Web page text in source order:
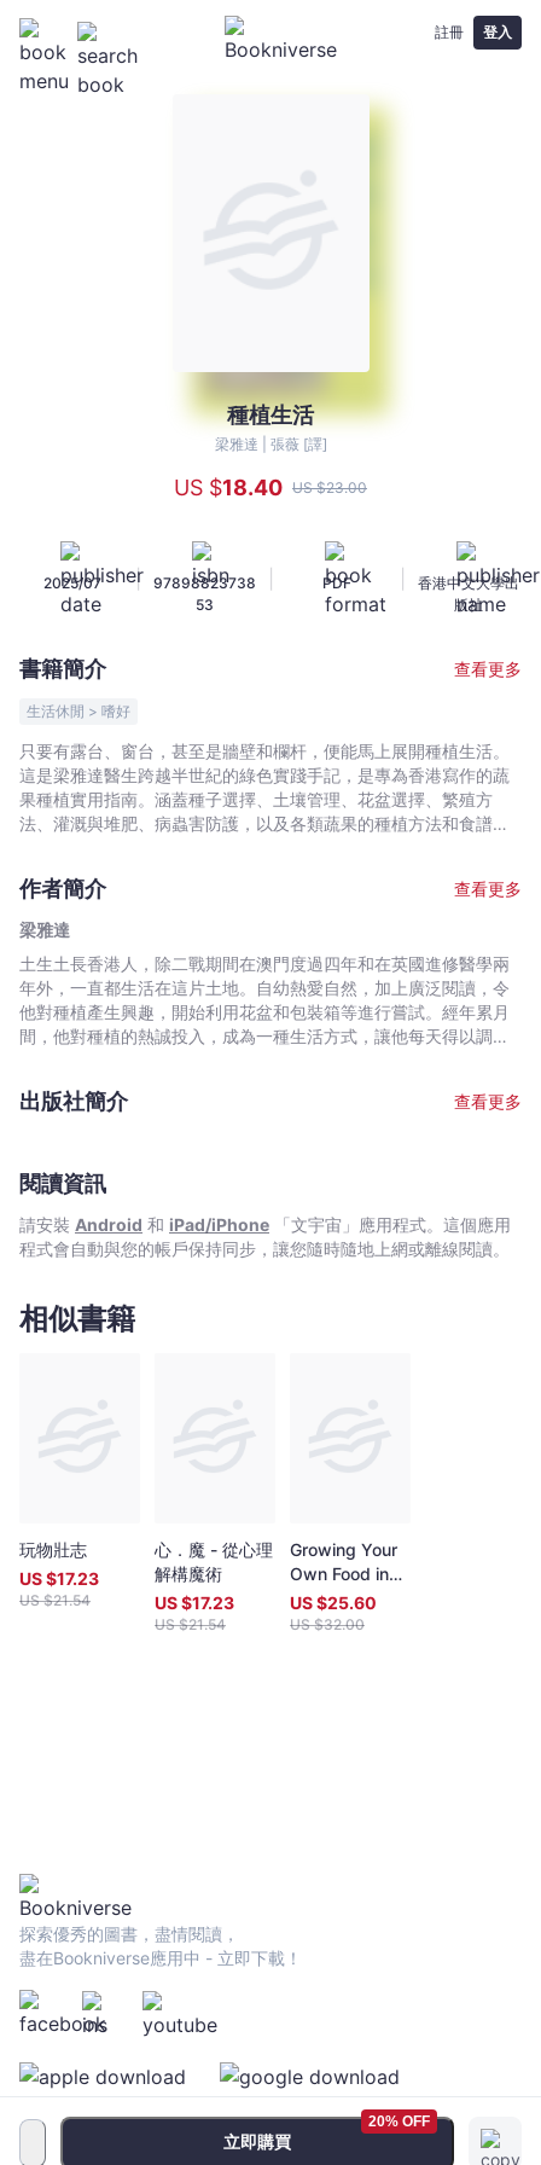
註冊 登入
文
宇
｜
Bookniverse
種植生活
梁雅達 | 張薇 [譯]
US $18.40 US $23.00
2025/07 |
97898823738
53
PDF
香港中文大學出
版社
書籍簡介 查看更多
生活休閒 > 嗜好
只要有露台、窗台，甚至是牆壁和欄杆，便能馬上展開種植生活。
這是梁雅達醫生跨越半世紀的綠色實踐手記，是專為香港寫作的蔬
果種植實用指南。涵蓋種子選擇、土壤管理、花盆選擇、繁殖方
法、灌溉與堆肥、病蟲害防護，以及各類蔬果的種植方法和食譜。
自家蔬菜，讓我們知道食物的生命軌跡，有利健康的同時，減少對
環境的破壞。 通過種植，我們把自然帶進生活，同植物一起感受生
命的節奏。「每當一粒種子發芽，蛻去堅硬的外衣時，奇蹟亦隨之
展開，它將逐步兌現你對它的期望，亦即是你對它的『信心』」。
——生活的盼望不在遠方，而在親手耕耘的當下。------------------
---------------------------------------------------------------作者
通過描述他的種植生活，呈現一個可以同時用視覺、嗅覺和觸覺去
些作為參考，開展自己的種植生活，或者在蔬菜瓜果之間，某天能
種出一個更廣闊的生活空間。—林漢明香港中文大學卓敏生命科學
譜，對喜歡種植的朋友，絕對是一本不可多得的書籍。此外，書中
然，讓人愛不釋手。—劉婉儀綠田園基金前總幹事這本書如同一個
藏寶盒，蘊藏著豐富的知識與體驗，引領著我們在種植的旅程中，
耕耘的樂趣。 —何富德醫生 熱愛種植者 Arthur 的書對新手和專業
人士都非常有用。我初從事有機耕種時，連一顆種子也沒有觸摸
作者簡介
查看更多
梁雅達
土生土長香港人，除二戰期間在澳門度過四年和在英國進修醫學兩
年外，一直都生活在這片土地。自幼熱愛自然，加上廣泛閱讀，令
他對種植產生興趣，開始利用花盆和包裝箱等進行嘗試。經年累月
間，他對種植的熱誠投入，成為一種生活方式，讓他每天得以調整
自然的契約。
出版社簡介 查看更多
閱讀資訊
請安裝 Android 和 iPad/iPhone 「文宇宙」應用程式。這個應用
程式會自動與您的帳戶保持同步，讓您隨時隨地上網或離線閱讀。
相似書籍
玩物壯志
US $17.23
US $21.54
心．魔 - 從心理
解構魔術
US $17.23
US $21.54
Growing Your
Own Food in
Hong Kong
(Expanded
US $25.60
US $32.00
立即購買
20% OFF
探索優秀的圖書，盡情閱讀，
盡在Bookniverse應用中 - 立即下載！